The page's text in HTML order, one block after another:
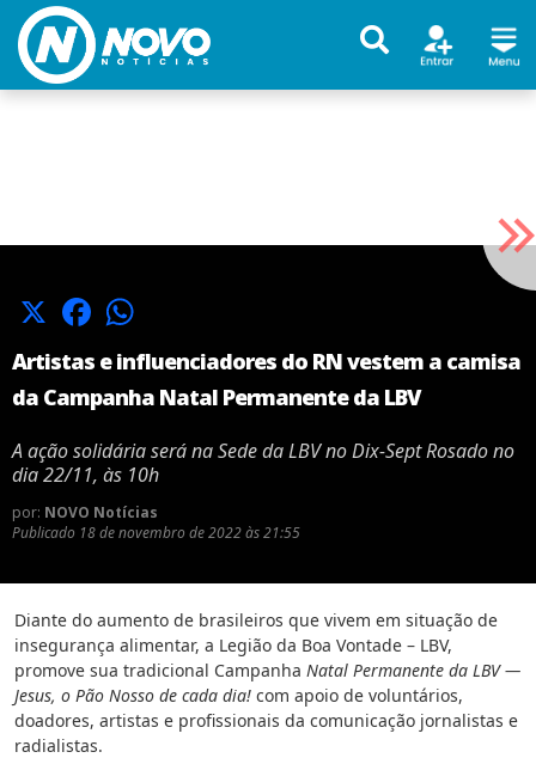
X Facebook
Artistas e influenciadores do RN vestem a camisa
da Campanha Natal Permanente da LBV
A ação solidária será na Sede da LBV no Dix-Sept Rosado no
dia 22/11, às 10h
por: NOVO Notícias
Publicado 18 de novembro de 2022 às 21:55
Diante do aumento de brasileiros que vivem em situação de
insegurança alimentar, a Legião da Boa Vontade – LBV,
promove sua tradicional Campanha Natal Permanente da LBV —
Jesus, o Pão Nosso de cada dia! com apoio de voluntários,
doadores, artistas e profissionais da comunicação jornalistas e
radialistas.